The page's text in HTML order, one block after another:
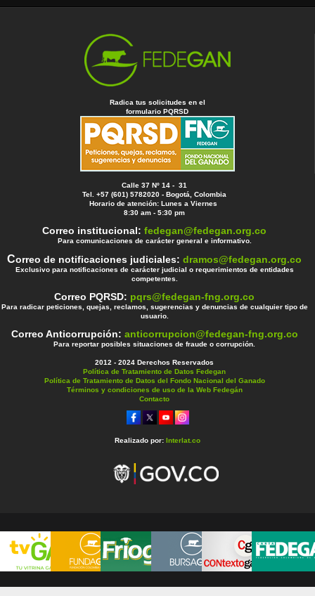
Radica tus solicitudes en el
formulario PQRSD
Calle 37 Nº 14 - 31
Tel. +57 (601) 5782020 - Bogotá, Colombia
Horario de atención: Lunes a Viernes
8:30 am - 5:30 pm
Correo institucional:fedegan@fedegan.org.co
Para comunicaciones de carácter general e informativo.
Correo de notificaciones judiciales:dramos@fedegan.org.co
Exclusivo para notificaciones de carácter judicial o requerimientos de entidades
competentes.
Correo PQRSD: pqrs@fedegan-fng.org.co
Para radicar peticiones, quejas, reclamos, sugerencias y denuncias de cualquier tipo de
usuario.
Correo Anticorrupción: anticorrupcion@fedegan-fng.org.co
Para reportar posibles situaciones de fraude o corrupción.
2012 - 2024 Derechos Reservados
Política de Tratamiento de Datos Fedegan
Política de Tratamiento de Datos del Fondo Nacional del Ganado
Términos y condiciones de uso de la Web Fedegán
Contacto
Realizado por: Interlat.co